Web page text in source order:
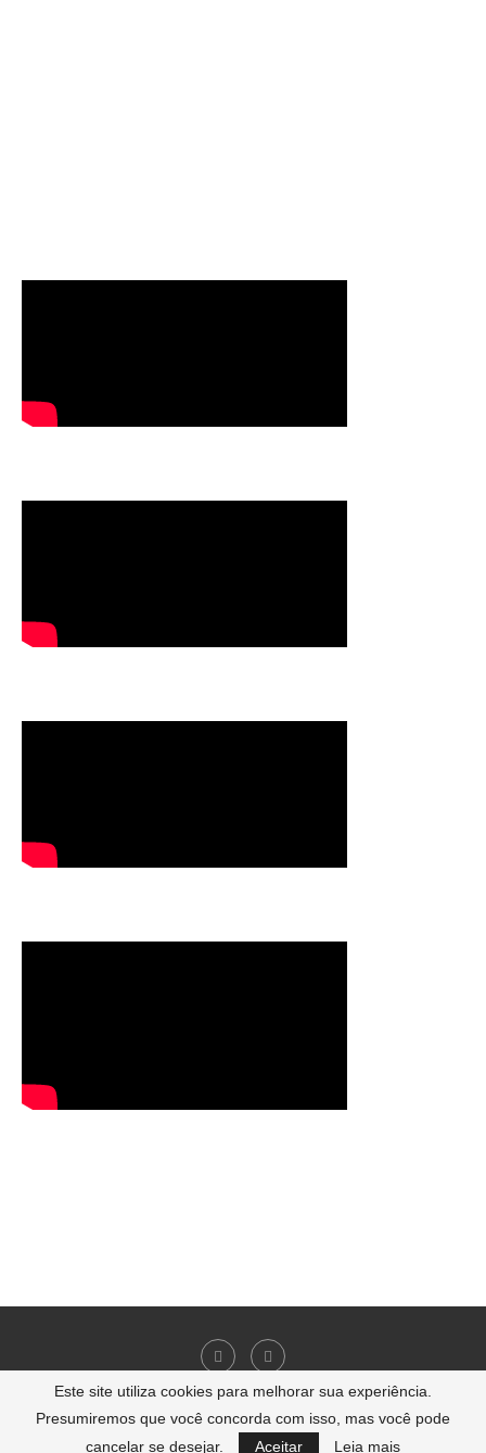
2007-2024 - carrosecorridas.com.br | Todos os direitos reservados
Este site utiliza cookies para melhorar sua experiência.
Presumiremos que você concorda com isso, mas você pode
cancelar se desejar.
Aceitar Leia mais